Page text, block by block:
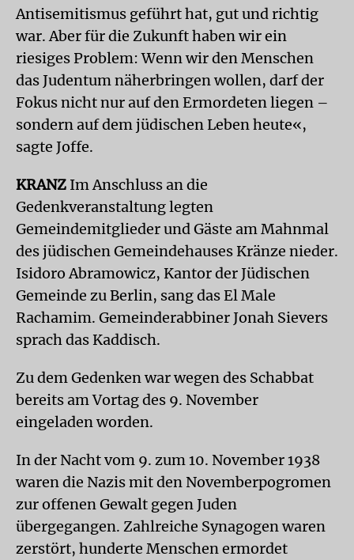
Antisemitismus geführt hat, gut und richtig
war. Aber für die Zukunft haben wir ein
riesiges Problem: Wenn wir den Menschen
das Judentum näherbringen wollen, darf der
Fokus nicht nur auf den Ermordeten liegen –
sondern auf dem jüdischen Leben heute«,
sagte Joffe.
KRANZ Im Anschluss an die
Gedenkveranstaltung legten
Gemeindemitglieder und Gäste am Mahnmal
des jüdischen Gemeindehauses Kränze nieder.
Isidoro Abramowicz, Kantor der Jüdischen
Gemeinde zu Berlin, sang das El Male
Rachamim. Gemeinderabbiner Jonah Sievers
sprach das Kaddisch.
Zu dem Gedenken war wegen des Schabbat
bereits am Vortag des 9. November
eingeladen worden.
In der Nacht vom 9. zum 10. November 1938
waren die Nazis mit den Novemberpogromen
zur offenen Gewalt gegen Juden
übergegangen. Zahlreiche Synagogen waren
zerstört, hunderte Menschen ermordet